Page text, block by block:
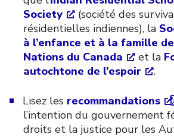
Society
(société des
résidentielles indiennes), la
à l’enfance et à la famille
Nations du Canada
et la
autochtone de l’espoir
.
Lisez les recommandations
l’intention du gouvernement
droits et la justice pour les